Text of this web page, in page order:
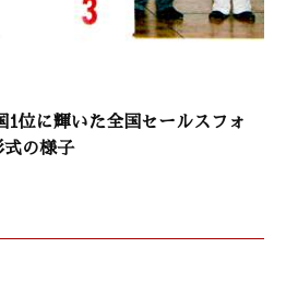
1位に輝いた全国セールスフォ
の様子